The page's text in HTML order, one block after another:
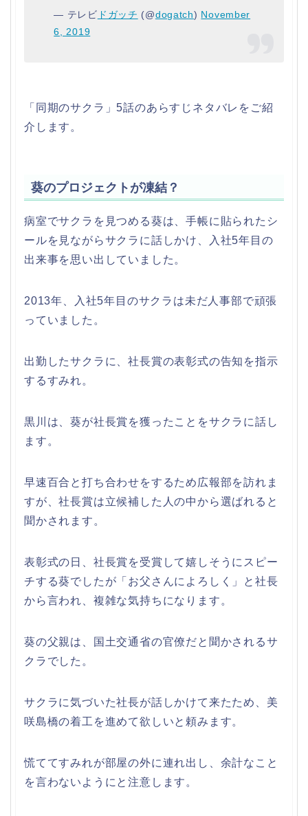
— テレビ ドガッチ (@dogatch) November
6, 2019
「同期のサクラ」5話のあらすじネタバレをご紹
介します。
葵のプロジェクトが凍結？
病室でサクラを見つめる葵は、手帳に貼られたシ
ールを見ながらサクラに話しかけ、入社5年目の
出来事を思い出していました。
2013年、入社5年目のサクラは未だ人事部で頑張
っていました。
出勤したサクラに、社長賞の表彰式の告知を指示
するすみれ。
黒川は、葵が社長賞を獲ったことをサクラに話し
ます。
早速百合と打ち合わせをするため広報部を訪れま
すが、社長賞は立候補した人の中から選ばれると
聞かされます。
表彰式の日、社長賞を受賞して嬉しそうにスピー
チする葵でしたが「お父さんによろしく」と社長
から言われ、複雑な気持ちになります。
葵の父親は、国土交通省の官僚だと聞かされるサ
クラでした。
サクラに気づいた社長が話しかけて来たため、美
咲島橋の着工を進めて欲しいと頼みます。
慌ててすみれが部屋の外に連れ出し、余計なこと
を言わないようにと注意します。